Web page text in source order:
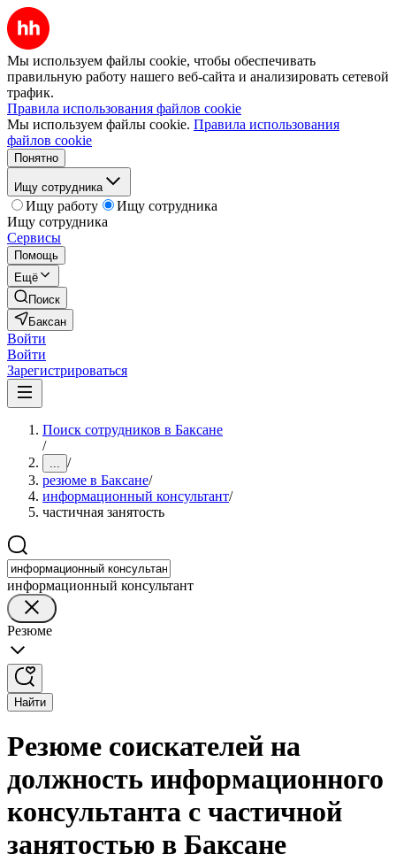
Мы используем файлы cookie, чтобы обеспечивать
правильную работу нашего веб-сайта и анализировать сетевой
трафик.
Правила использования файлов cookie
Мы используем файлы cookie. Правила использования
файлов cookie
Понятно
Ищу сотрудника
Ищу работу
Ищу сотрудника
Ищу сотрудника
Сервисы
Помощь
Ещё
Поиск
Баксан
Войти
Войти
Зарегистрироваться
Поиск сотрудников в Баксане
/
... /
резюме в Баксане/
информационный консультант/
частичная занятость
информационный консультант
Резюме
Найти
Резюме соискателей на
должность информационного
консультанта с частичной
занятостью в Баксане